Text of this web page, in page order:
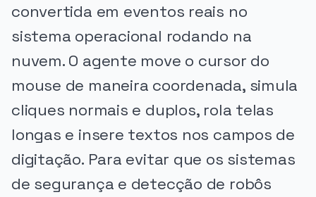
convertida em eventos reais no
sistema operacional rodando na
nuvem. O agente move o cursor do
mouse de maneira coordenada, simula
cliques normais e duplos, rola telas
longas e insere textos nos campos de
digitação. Para evitar que os sistemas
de segurança e detecção de robôs